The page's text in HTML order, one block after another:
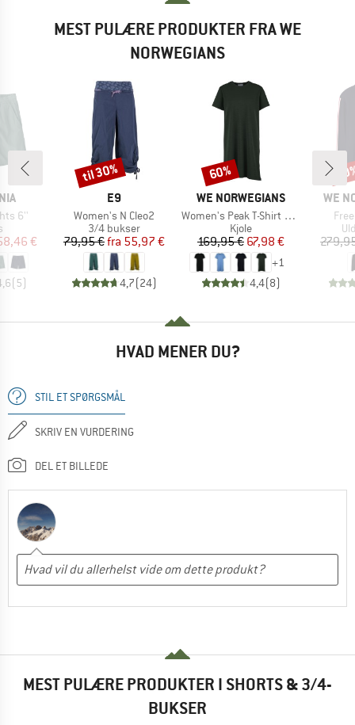
MEST PULÆRE PRODUKTER FRA WE
NORWEGIANS
6''
pris
€
(5)
MÆRKE
E9
Artikel
Women's N Cleo2
Produktgruppe
3/4 bukser
Pris
79,95 € Nedsat pris
fra 55,97 €
4,7(24)
Rabat
til 30%
MÆRKE
WE NORWEGIANS
Artikel
Women's Peak T-Shirt Dress
Produktgruppe
Kjole
Pris
169,95 €Nedsat pris
67,98 €
+1
4,4(8)
Rabat
60%
WE
HVAD MENER DU?
STIL ET SPØRGSMÅL
SKRIV EN VURDERING
DEL ET BILLEDE
MEST PULÆRE PRODUKTER I SHORTS & 3/4-
BUKSER